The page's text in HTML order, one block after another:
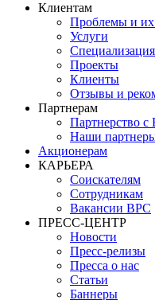
Клиентам
Проблемы и
Услуги
Специализация
Проекты
Клиенты
Отзывы и
Партнерам
Партнерство с
Наши
Акционерам
КАРЬЕРА
Соискателям
Сотрудникам
Вакансии BPC
ПРЕСС-ЦЕНТР
Новости
Пресс-релизы
Пресса о нас
Статьи
Баннеры